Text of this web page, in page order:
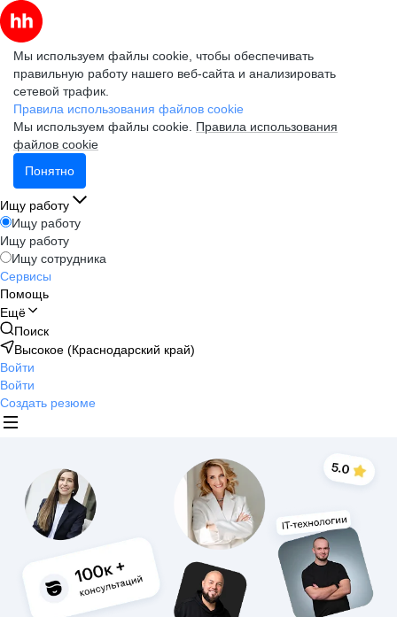
Мы используем файлы cookie, чтобы обеспечивать
правильную работу нашего веб-сайта и анализировать
сетевой трафик.
Правила использования файлов cookie
Мы используем файлы cookie. Правила использования
файлов cookie
Понятно
Ищу работу
Ищу работу
Ищу работу
Ищу сотрудника
Сервисы
Помощь
Ещё
Поиск
Высокое (Краснодарский край)
Войти
Войти
Создать резюме